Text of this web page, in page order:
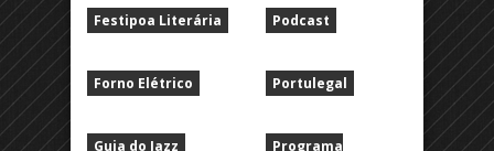
Festipoa Literária
Forno Elétrico
Guia do Jazz
Podcast
Portulegal
Programa